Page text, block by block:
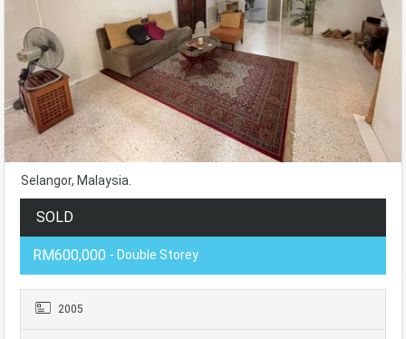
Selangor, Malaysia.
SOLD
RM600,000 - Double Storey
2005